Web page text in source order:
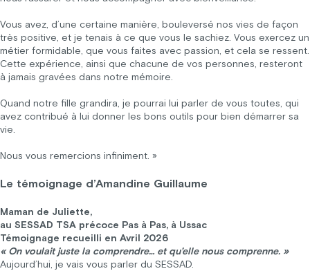
Vous avez, d’une certaine manière, bouleversé nos vies de façon
très positive, et je tenais à ce que vous le sachiez. Vous exercez un
métier formidable, que vous faites avec passion, et cela se ressent.
Cette expérience, ainsi que chacune de vos personnes, resteront
à jamais gravées dans notre mémoire.
Quand notre fille grandira, je pourrai lui parler de vous toutes, qui
avez contribué à lui donner les bons outils pour bien démarrer sa
vie.
Nous vous remercions infiniment. »
Le témoignage d’Amandine Guillaume
Maman de Juliette,
au SESSAD TSA précoce Pas à Pas, à Ussac
Témoignage recueilli en Avril 2026
« On voulait juste la comprendre… et qu’elle nous comprenne. »
Aujourd’hui, je vais vous parler du SESSAD.